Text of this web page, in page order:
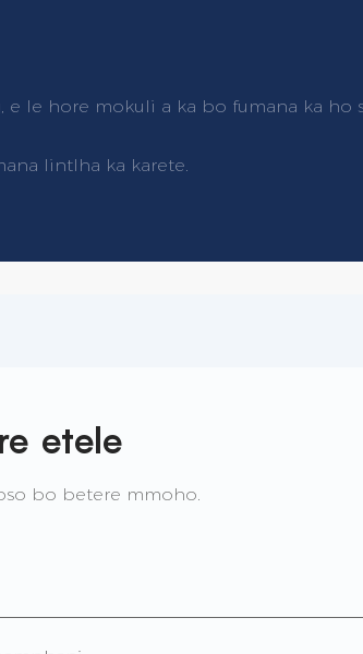
le hore mokuli a ka bo fumana ka ho
lintlha ka karete.
etele
bo betere mmoho.